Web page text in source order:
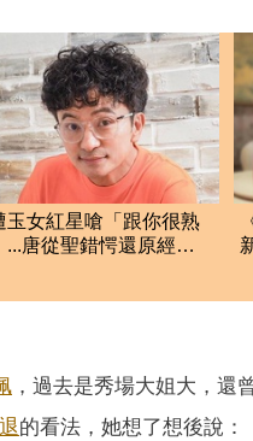
玉女紅星嗆「跟你很熟
...唐從聖錯愕還原經
，過去是秀場大姐大，還
的看法，她想了想後說